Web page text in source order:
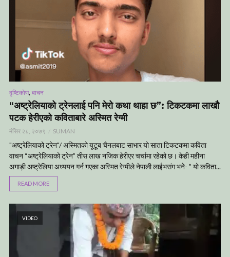
दृष्टिकोण, बाचन
“अष्ट्रेलियाको ट्रेनलाई पनि मेरो कथा थाहा छ”: टिकटकमा लाखौ
पटक हेरीएको कविताबारे अस्मित रेग्मी
मंसिर २८, २०७९ SUMAN
"अष्ट्रेलियाको ट्रेन"/ अस्मितको यूटूब चैनलबाट साभार यो साता टिकटकमा कविता
वाचन “अष्ट्रेलियाको ट्रेन” तीस लाख नजिक हेरीएर चर्चामा रहेको छ। केही महीना
अगाड़ी अष्ट्रेलिया अध्ययन गर्न गएका अस्मित रेग्मीले नेपाली लाईभसंग भने- ” यो कविता...
READ MORE
VIDEO